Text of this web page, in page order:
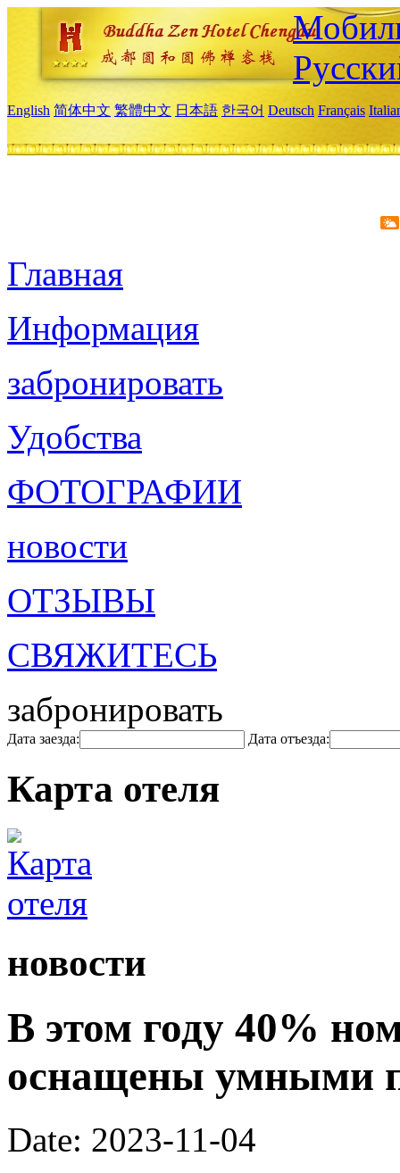
English 简体中文 繁體中文 日本語 한국어 Deutsch Français
Главная
Информация
забронировать
Удобства
ФОТОГРАФИИ
новости
ОТЗЫВЫ
СВЯЖИТЕСЬ
забронировать
Дата заезда: Дата отъезда:
Карта отеля
новости
В этом году 40%
оснащены умными
Date: 2023-11-04